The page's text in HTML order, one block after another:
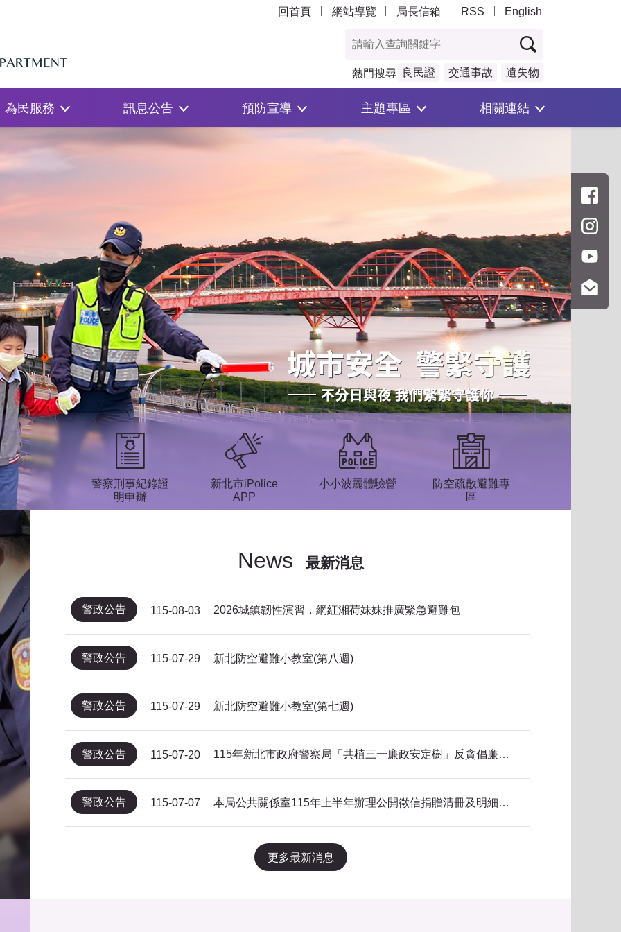
回首頁 網站導覽 局長信箱 RSS English
熱門搜尋 良民證 交通事故 遺失物
為民服務 訊息公告 預防宣導 主題專區 相關連結
警察刑事紀錄證
明申辦
新北市iPolice
APP
小小波麗體驗營
防空疏散避難專
區
News 最新消息
警政公告 115-08-03 2026城鎮韌性演習，網紅湘荷妹妹推廣緊急避難包
警政公告 115-07-29 新北防空避難小教室(第八週)
警政公告 115-07-29 新北防空避難小教室(第七週)
警政公告 115-07-20 115年新北市政府警察局「共植三一廉政安定樹」反貪倡廉有獎徵答得獎名單公告
警政公告 115-07-07 本局公共關係室115年上半年辦理公開徵信捐贈清冊及明細表，依公益勸募條例公告。
更多最新消息